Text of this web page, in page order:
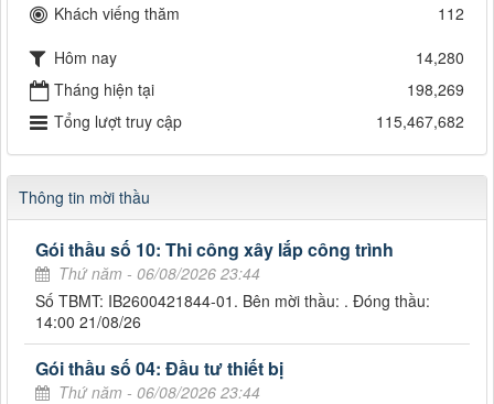
Khách viếng thăm
112
Hôm nay
14,280
Tháng hiện tại
198,269
Tổng lượt truy cập
115,467,682
Thông tin mời thầu
Gói thầu số 10: Thi công xây lắp công trình
Thứ năm - 06/08/2026 23:44
Số TBMT: IB2600421844-01. Bên mời thầu: . Đóng thầu:
14:00 21/08/26
Gói thầu số 04: Đầu tư thiết bị
Thứ năm - 06/08/2026 23:44